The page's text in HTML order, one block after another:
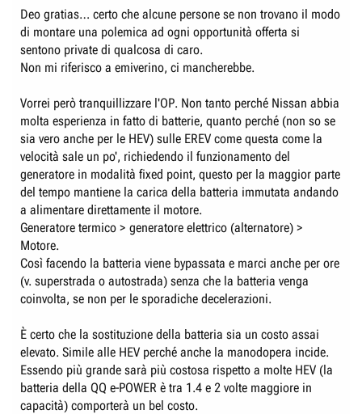
Deo gratias… certo che alcune persone se non trovano il modo
di montare una polemica ad ogni opportunità offerta si
sentono private di qualcosa di caro.
Non mi riferisco a emiverino, ci mancherebbe.
Vorrei però tranquillizzare l'OP. Non tanto perché Nissan abbia
molta esperienza in fatto di batterie, quanto perché (non so se
sia vero anche per le HEV) sulle EREV come questa come la
velocità sale un po', richiedendo il funzionamento del
generatore in modalità fixed point, questo per la maggior parte
del tempo mantiene la carica della batteria immutata andando
a alimentare direttamente il motore.
Generatore termico > generatore elettrico (alternatore) >
Motore.
Così facendo la batteria viene bypassata e marci anche per ore
(v. superstrada o autostrada) senza che la batteria venga
coinvolta, se non per le sporadiche decelerazioni.
È certo che la sostituzione della batteria sia un costo assai
elevato. Simile alle HEV perché anche la manodopera incide.
Essendo più grande sarà più costosa rispetto a molte HEV (la
batteria della QQ e-POWER è tra 1.4 e 2 volte maggiore in
capacità) comporterà un bel costo.